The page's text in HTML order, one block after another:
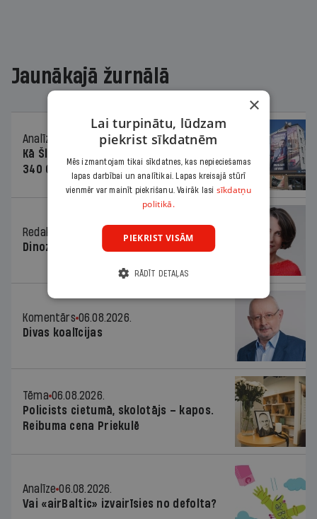
Jaunākajā žurnālā
Analīze
06.08.2026.
Kā Šlesera partija palika nesodīta par
340 000 vērtu reklāmas kampaņu
Redaktores sleja
06.08.2026.
Dinozaura triks
Komentārs 06.08.2026.
Divas koalīcijas
Tēma 06.08.2026.
Policists cietumā, skolotājs – kapos.
Reibuma cena Priekulē
Analīze 06.08.2026.
Vai «airBaltic» izvairīsies no defolta?
×
Lai turpinātu, lūdzam
piekrist sīkdatnēm
Mēs izmantojam tikai sīkdatnes, kas nepieciešamas
lapas darbībai un analītikai. Lapas kreisajā stūrī
vienmēr var mainīt piekrišanu. Vairāk lasi sīkdatņu
politikā.
PIEKRIST VISĀM
RĀDĪT DETAĻAS